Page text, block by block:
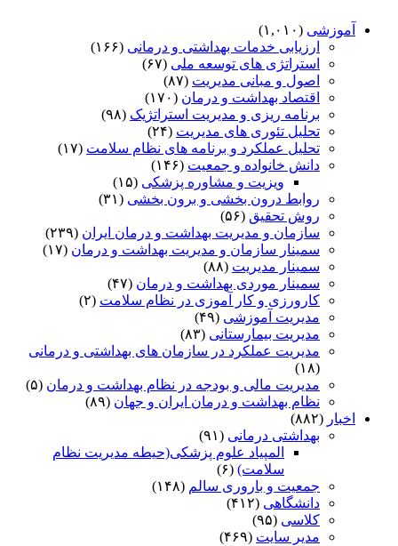
آموزشی (۱,۰۱۰)
ارزیابی خدمات بهداشتی و درمانی (۱۶۶)
استراتژی های توسعه ملی (۶۷)
اصول و مبانی مدیریت (۸۷)
اقتصاد بهداشت و درمان (۱۷۰)
برنامه ریزی و مدیریت استراتژیک (۹۸)
تحلیل تئوری های مدیریت (۲۴)
تحلیل عملکرد و برنامه های نظام سلامت (۱۷)
دانش خانواده و جمعیت (۱۴۶)
ویزیت و مشاوره پزشکی (۱۵)
روابط درون بخشی و برون بخشی (۳۱)
روش تحقیق (۵۶)
سازمان و مدیریت بهداشت و درمان ایران (۲۳۹)
سمینار سازمان و مدیریت بهداشت و درمان (۱۷)
سمینار مدیریت (۸۸)
سمینار موردی بهداشت و درمان (۴۷)
کارورزی و کار آموزی در نظام سلامت (۲)
مدیریت آموزشی (۴۹)
مدیریت بیمارستانی (۸۳)
مدیریت عملکرد در سازمان های بهداشتی و درمانی
(۱۸)
مدیریت مالی و بودجه در نظام بهداشت و درمان (۵)
نظام بهداشت و درمان ایران و جهان (۸۹)
اخبار (۸۸۲)
بهداشتی درمانی (۹۱)
المپیاد علوم پزشکی(حیطه مدیریت نظام
سلامت) (۶)
جمعیت و باروری سالم (۱۴۸)
دانشگاهی (۴۱۲)
کلاسی (۹۵)
مدیر سایت (۴۶۹)